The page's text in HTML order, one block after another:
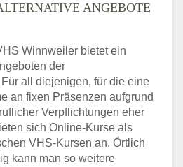
ANGEBOTE
Winnweiler bietet ein
der
all diejenigen, für die eine
an fixen Präsenzen aufgrund
Verpflichtungen eher
sich Online-Kurse als
VHS-Kursen an. Örtlich
kann man so weitere